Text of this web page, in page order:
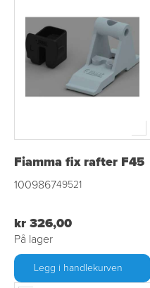
Fiamma fix rafter F45
100986749521
kr 326,00
På lager
Legg i handlekurven